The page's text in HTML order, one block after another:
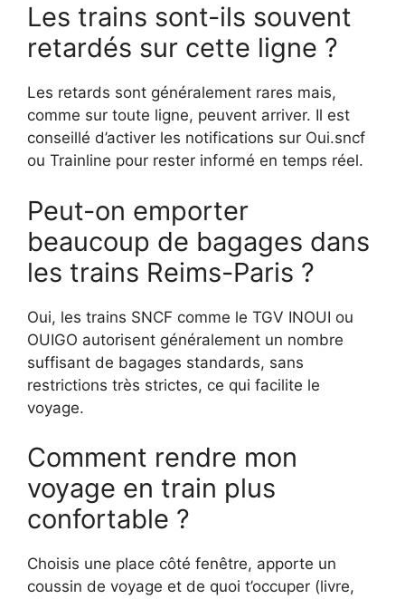
Les trains sont-ils souvent
retardés sur cette ligne ?
Les retards sont généralement rares mais,
comme sur toute ligne, peuvent arriver. Il est
conseillé d’activer les notifications sur Oui.sncf
ou Trainline pour rester informé en temps réel.
Peut-on emporter
beaucoup de bagages dans
les trains Reims-Paris ?
Oui, les trains SNCF comme le TGV INOUI ou
OUIGO autorisent généralement un nombre
suffisant de bagages standards, sans
restrictions très strictes, ce qui facilite le
voyage.
Comment rendre mon
voyage en train plus
confortable ?
Choisis une place côté fenêtre, apporte un
coussin de voyage et de quoi t’occuper (livre,